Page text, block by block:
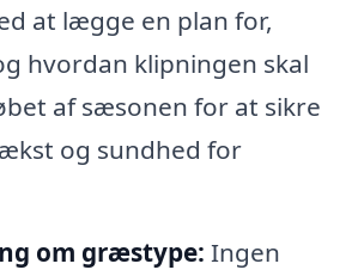
at lægge en plan for,
hvordan klipningen skal
af sæsonen for at sikre
og sundhed for
om græstype: Ingen